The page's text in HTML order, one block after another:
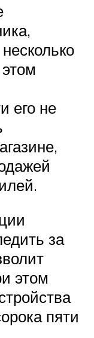
его не
за
этом
пяти